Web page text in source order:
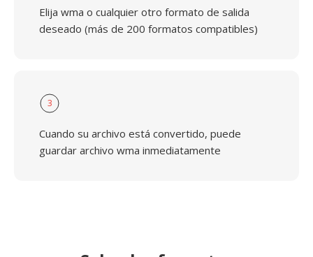
Elija wma o cualquier otro formato de salida
deseado (más de 200 formatos compatibles)
3
Cuando su archivo está convertido, puede
guardar archivo wma inmediatamente